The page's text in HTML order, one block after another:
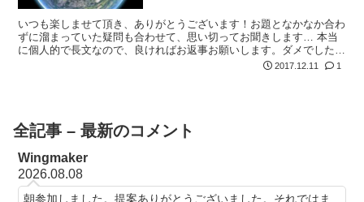
いつも楽しませて頂き、ありがとうございます！お題となかなか合わ
ずに溜まっていた疑問も合わせて、思い切ってお聞きします… 本当
に個人的で長文なので、良ければお返事お願いします。ダメでしたら
また出直します(；>艸<；) 私が今読んでいるブログがあるのです
2017.12.11 1
全記事 – 最新のコメント
Wingmaker
2026.08.08
朝参加しました。提案ありがとうございました。それではま